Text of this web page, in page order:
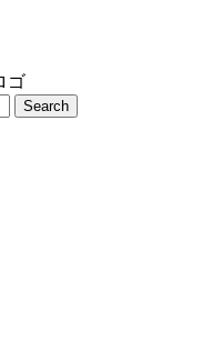
Search